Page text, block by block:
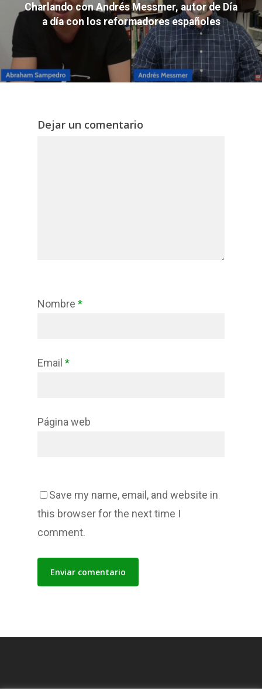
Charlando con Andrés Messmer, autor de Día
a día con los reformadores españoles
Dejar un comentario
Nombre *
Email *
Página web
Save my name, email, and website in
this browser for the next time I
comment.